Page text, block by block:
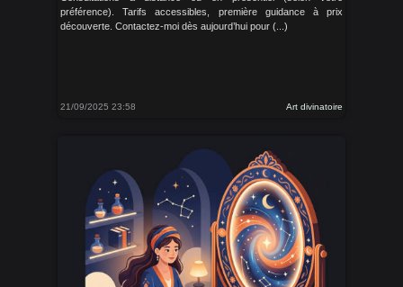
préférence). Tarifs accessibles, première guidance à prix
découverte. Contactez-moi dès aujourd’hui pour (...)
21/09/2025 23:58 Art divinatoire